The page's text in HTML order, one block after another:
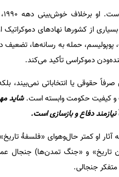
خوش‌بینی دهه ۱۹۹۰، اکنون از «
از کشورها نهادهای
پوپولیسم، حمله به رسانه‌ها، تضعیف
دموکراسی تأکید می‌کند.
حقوقی یا انتخاباتی نمی‌بیند،
و کیفیت حکومت وابسته است.شاید
دفاع و بازسازی است.
او کمتر حال‌وهوای «فلسفۀ
تاریخ» و «جنگ تمدن‌ها) جنجال
جنجالی.